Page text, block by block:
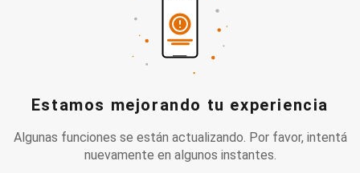
Estamos mejorando tu experiencia
Algunas funciones se están actualizando. Por favor, intentá
nuevamente en algunos instantes.